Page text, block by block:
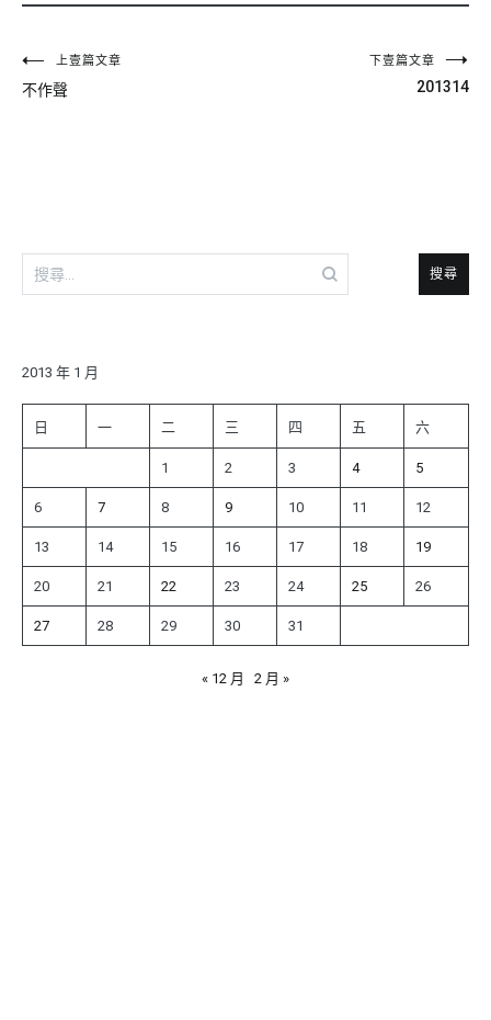
文
章
上壹篇文章
不作聲
下壹篇文章
201314
搜
尋
字:
2013 年 1 月
日 一 二 三 四 五 六
1 2 3 4 5
6 7 8 9 10 11 12
13 14 15 16 17 18 19
20 21 22 23 24 25 26
27 28 29 30 31
« 12 月 2 月 »